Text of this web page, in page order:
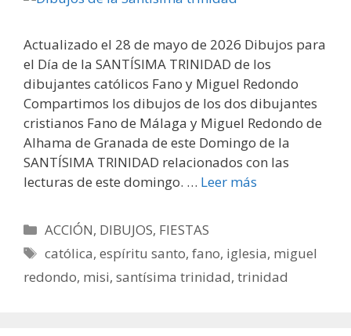
Actualizado el 28 de mayo de 2026 Dibujos para
el Día de la SANTÍSIMA TRINIDAD de los
dibujantes católicos Fano y Miguel Redondo
Compartimos los dibujos de los dos dibujantes
cristianos Fano de Málaga y Miguel Redondo de
Alhama de Granada de este Domingo de la
SANTÍSIMA TRINIDAD relacionados con las
lecturas de este domingo. … Leer más
Categorías
ACCIÓN, DIBUJOS, FIESTAS
Etiquetas
católica,espíritu santo,fano, iglesia, miguel
redondo, misi, santísima trinidad, trinidad